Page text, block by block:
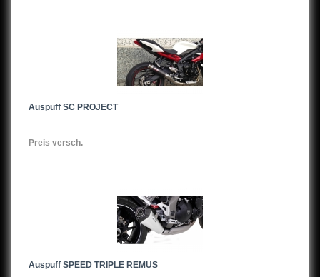
Auspuff SC PROJECT
Preis versch.
Auspuff SPEED TRIPLE REMUS